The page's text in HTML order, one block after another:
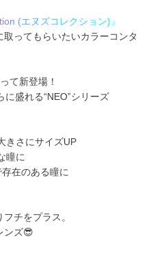
tion (エ ヌ ズコ レクシ ョ ン)』
ってもらいたいカラーコンタ
て新登場！
に盛れる“NEO”シリーズ
きさにサイズUP
瞳に
在のある瞳に
チをプラス。
ンズ😎